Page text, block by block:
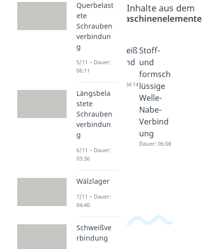
Beliebte Inhalte aus dem
Bereich
Maschinenelemente
Wälzlag
er
Dauer: 04:40
Schweiß
verbind
Dauer: 04:14
Stoff-
und
formsch
lüssige
Welle-
Nabe-
Verbind
ung
Dauer: 06:08
Querbelast
ete
Schrauben
verbindun
g
5/11 – Dauer:
06:11
Längsbela
stete
Schrauben
verbindun
g
6/11 – Dauer:
03:36
Wälzlager
7/11 – Dauer:
04:40
Schweißve
rbindung